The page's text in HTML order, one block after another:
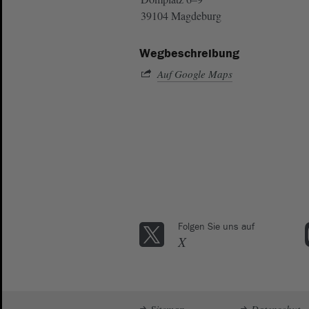
39104 Magdeburg
Wegbeschreibung
Auf Google Maps
Folgen Sie uns auf
X